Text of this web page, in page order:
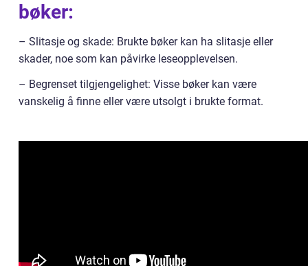
bøker:
– Slitasje og skade: Brukte bøker kan ha slitasje eller
skader, noe som kan påvirke leseopplevelsen.
– Begrenset tilgjengelighet: Visse bøker kan være
vanskelig å finne eller være utsolgt i brukte format.